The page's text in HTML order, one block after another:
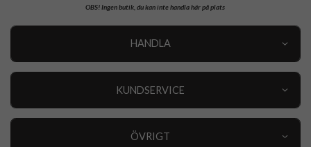
OBS!Ingen butik, du kan inte handla här på plats
HANDLA
KUNDSERVICE
ÖVRIGT